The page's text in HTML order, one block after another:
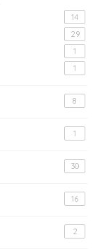
14
29
1
1
8
1
30
16
2